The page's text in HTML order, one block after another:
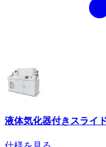
液体気化器付きスライ